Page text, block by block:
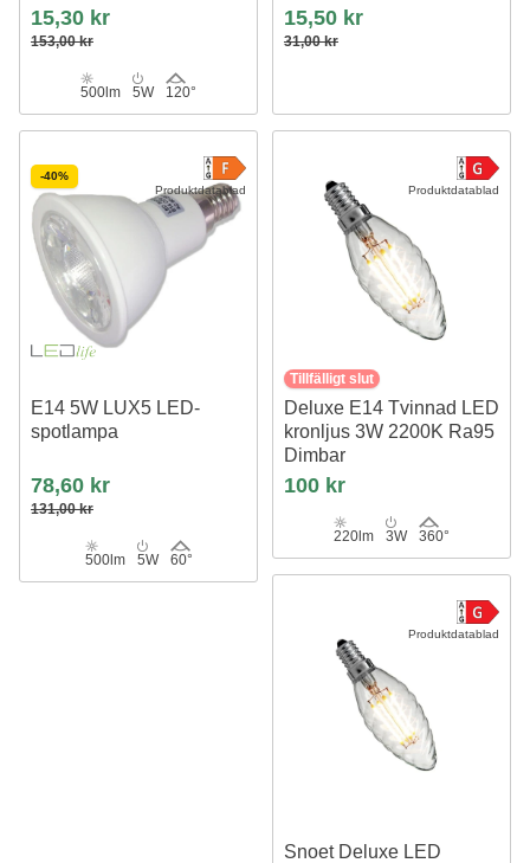
15,30 kr
153,00 kr
500lm 5W 120°
15,50 kr
31,00 kr
Produktdatablad
-40%
E14 5W LUX5 LED-
spotlampa
78,60 kr
131,00 kr
500lm 5W 60°
Produktdatablad
Tillfälligt slut
Deluxe E14 Tvinnad LED
kronljus 3W 2200K Ra95
Dimbar
100 kr
220lm 3W 360°
Produktdatablad
Snoet Deluxe LED